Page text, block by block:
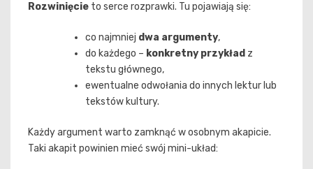
Rozwinięcie to serce rozprawki. Tu pojawiają się:
co najmniej dwa argumenty,
do każdego – konkretny przykład z
tekstu głównego,
ewentualne odwołania do innych lektur lub
tekstów kultury.
Każdy argument warto zamknąć w osobnym akapicie.
Taki akapit powinien mieć swój mini-układ: